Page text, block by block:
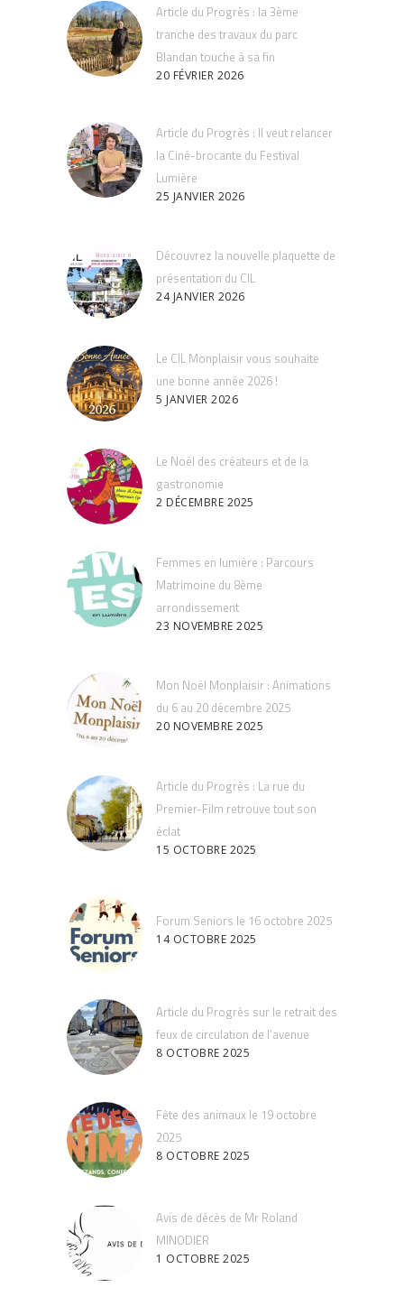
Article du Progrès : la 3ème
tranche des travaux du parc
Blandan touche à sa fin
20 FÉVRIER 2026
Article du Progrès : Il veut relancer
la Ciné-brocante du Festival
Lumière
25 JANVIER 2026
Découvrez la nouvelle plaquette de
présentation du CIL
24 JANVIER 2026
Le CIL Monplaisir vous souhaite
une bonne année 2026 !
5 JANVIER 2026
Le Noël des créateurs et de la
gastronomie
2 DÉCEMBRE 2025
Femmes en lumière : Parcours
Matrimoine du 8ème
arrondissement
23 NOVEMBRE 2025
Mon Noël Monplaisir : Animations
du 6 au 20 décembre 2025
20 NOVEMBRE 2025
Article du Progrès : La rue du
Premier-Film retrouve tout son
éclat
15 OCTOBRE 2025
Forum Seniors le 16 octobre 2025
14 OCTOBRE 2025
Article du Progrès sur le retrait des
feux de circulation de l’avenue
8 OCTOBRE 2025
Fête des animaux le 19 octobre
2025
8 OCTOBRE 2025
Avis de décès de Mr Roland
MINODIER
1 OCTOBRE 2025